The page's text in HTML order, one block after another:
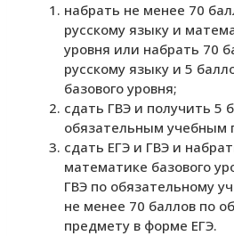
набрать не менее 70
русскому языку и
уровня или набрать 70
русскому языку и 5
базового уровня;
сдать ГВЭ и получить 5
обязательным учебным
сдать ЕГЭ и ГВЭ и
математике базового
ГВЭ по обязательному
не менее 70 баллов по
предмету в форме ЕГЭ.